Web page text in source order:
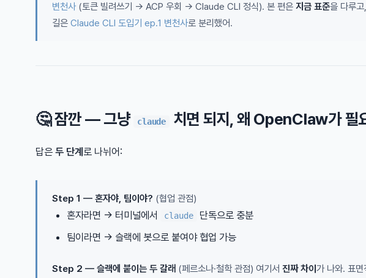
변천사(토큰 빌려쓰기 → ACP 우회 → Claude CLI 정식). 본 편은 지금 표준을 다루
길은 Claude CLI 도입기 ep.1 변천사로 분리했어.
🤔 잠깐 — 그냥 claude 치면 되지, 왜 OpenClaw가 필
답은 두 단계 로 나뉘어:
Step 1 — 혼자야, 팀이야? (협업 관점)
혼자라면 → 터미널에서 claude
단독으로 충분
팀이라면 → 슬랙에 봇으로 붙여야 협업 가능
Step 2 — 슬랙에 붙이는 두 갈래 (페르소나·철학 관점) 여기서 진짜 차이가 나와. 표면